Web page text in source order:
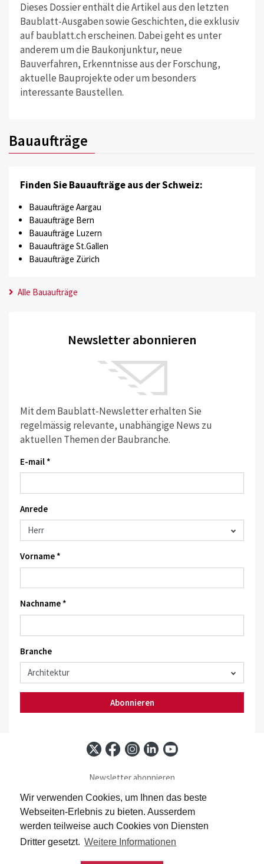
Wir verwenden Cookies, um Ihnen das beste
Webseiten-Erlebnis zu bieten. Ausserdem
werden teilweise auch Cookies von Diensten
Dritter gesetzt. Weitere Informationen
Dieses Dossier enthält die Artikel aus den letzten
Baublatt-Ausgaben sowie Geschichten, die exklusiv
auf baublatt.ch erscheinen. Dabei geht es unter
anderem um die Baukonjunktur, neue
Bauverfahren, Erkenntnisse aus der Forschung,
aktuelle Bauprojekte oder um besonders
interessante Baustellen.
Bauaufträge
Finden Sie Bauaufträge aus der Schweiz:
Bauaufträge Aargau
Bauaufträge Bern
Bauaufträge Luzern
Bauaufträge St.Gallen
Bauaufträge Zürich
Alle Bauaufträge
Newsletter abonnieren
Mit dem Baublatt-Newsletter erhalten Sie
regelmässig relevante, unabhängige News zu
aktuellen Themen der Baubranche.
E-mail *
Anrede
Vorname *
Nachname *
Branche
Abonnieren
Newsletter abonnieren
Baublatt abonnieren
Kontakt
Impressum
Datenschutz